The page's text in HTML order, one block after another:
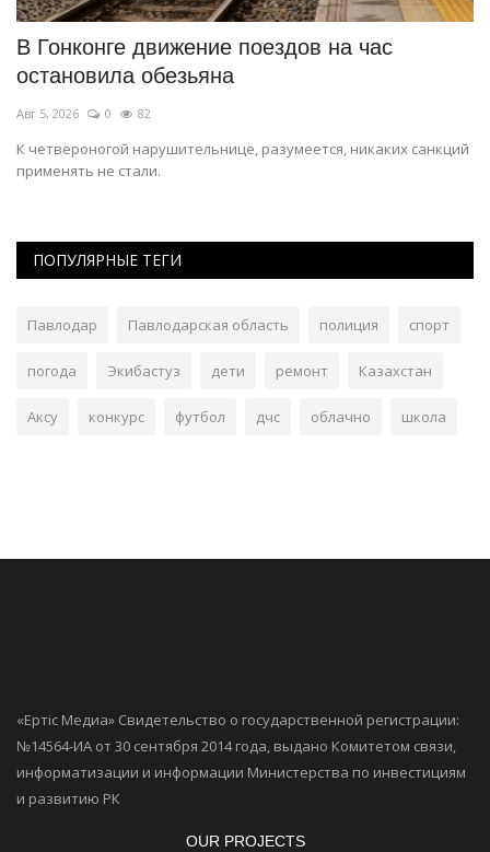
В Гонконге движение поездов на час
остановила обезьяна
Авг 5, 2026 0 82
К четвероногой нарушительнице, разумеется, никаких санкций
применять не стали.
ПОПУЛЯРНЫЕ ТЕГИ
Павлодар Павлодарская область полиция спорт
погода Экибастуз дети ремонт Казахстан
Аксу конкурс футбол дчс облачно школа
«Ертiс Медиа» Свидетельство о государственной регистрации:
№14564-ИА от 30 сентября 2014 года, выдано Комитетом связи,
информатизации и информации Министерства по инвестициям
и развитию РК
OUR PROJECTS